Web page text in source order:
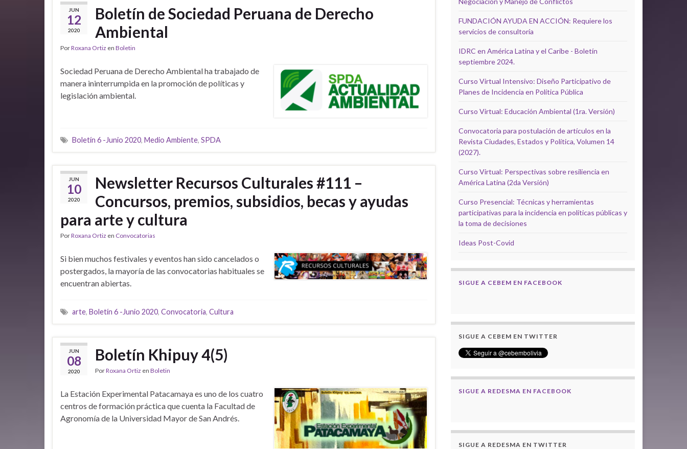
JUN
12
2020
Boletín de Sociedad Peruana de Derecho
Ambiental
PorRoxana Ortiz en Boletin
Sociedad Peruana de Derecho Ambiental ha trabajado de
manera ininterrumpida en la promoción de políticas y
legislación ambiental.
Boletín 6 -Junio 2020, Medio Ambiente, SPDA
JUN
10
2020
Newsletter Recursos Culturales #111 –
Concursos, premios, subsidios, becas y ayudas
para arte y cultura
PorRoxana Ortiz en Convocatorias
Si bien muchos festivales y eventos han sido cancelados o
postergados, la mayoría de las convocatorias habituales se
encuentran abiertas.
arte, Boletín 6 -Junio 2020, Convocatoria, Cultura
JUN
08
2020
Boletín Khipuy 4(5)
PorRoxana Ortiz en Boletin
La Estación Experimental Patacamaya es uno de los cuatro
centros de formación práctica que cuenta la Facultad de
Agronomía de la Universidad Mayor de San Andrés.
FUNDACIÓN AYUDA EN ACCIÓN: Requiere los
servicios de consultoría
IDRC en América Latina y el Caribe - Boletín
septiembre 2024.
Curso Virtual Intensivo: Diseño Participativo de
Planes de Incidencia en Política Pública
Curso Virtual: Educación Ambiental (1ra. Versión)
Convocatoria para postulación de artículos en la
Revista Ciudades, Estados y Política, Volumen 14
(2027).
Curso Virtual: Perspectivas sobre resiliencia en
América Latina (2da Versión)
Curso Presencial: Técnicas y herramientas
participativas para la incidencia en políticas públicas y
la toma de decisiones
Ideas Post-Covid
SIGUE A CEBEM EN FACEBOOK
SIGUE A CEBEM EN TWITTER
SIGUE A REDESMA EN FACEBOOK
SIGUE A REDESMA EN TWITTER